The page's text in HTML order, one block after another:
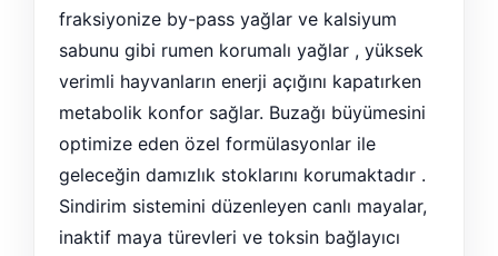
fraksiyonize by-pass yağlar ve kalsiyum
sabunu gibi rumen korumalı yağlar , yüksek
verimli hayvanların enerji açığını kapatırken
metabolik konfor sağlar. Buzağı büyümesini
optimize eden özel formülasyonlar ile
geleceğin damızlık stoklarını korumaktadır .
Sindirim sistemini düzenleyen canlı mayalar,
inaktif maya türevleri ve toksin bağlayıcı